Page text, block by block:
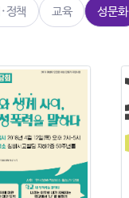
정책 교육 성문화